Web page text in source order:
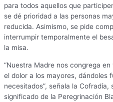
para todos aquellos que
se dé prioridad a las personas
reducida. Asimismo, se pide
interrumpir temporalmente el
la misa.
“Nuestra Madre nos congrega
el dolor a los mayores, dándoles
necesitados”, señala la
significado de la Peregrinación